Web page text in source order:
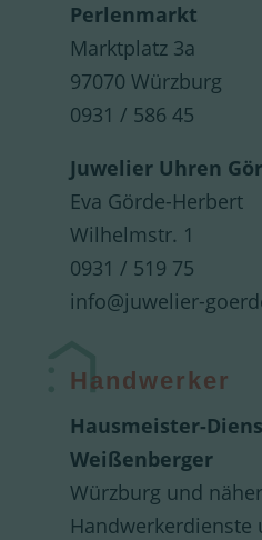
Perlenmarkt
Marktplatz 3a
97070 Würzburg
0931 / 586 45
Juwelier Uhren
Eva Görde-Herbert
Wilhelmstr. 1
0931 / 519 75
info@juwelier-
Handwerker
Hausmeister-
Weißenberger
Würzburg und
Handwerkerdienste